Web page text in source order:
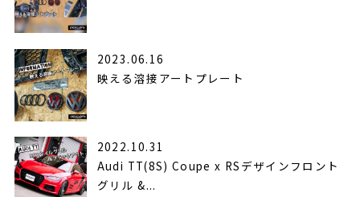
2023.06.16
映える溶接アートプレート
2022.10.31
Audi TT(8S) Coupe x RSデザインフロント
グリル &...